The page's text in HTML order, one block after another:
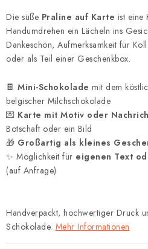
Die süße Praline auf Karte ist eine
Handumdrehen ein Lächeln ins
Dankeschön, Aufmerksamkeit für
oder als Teil einer Geschenkbox.
🍫 Mini-Schokolade mit dem
belgischer Milchschokolade
💌 Karte mit Motiv oder
Botschaft oder ein Bild
🎁 Großartig als kleines
✨ Möglichkeit für eigenen Text
(auf Anfrage)
Handverpackt, hochwertiger Druck
Schokolade. Mehr Informationen